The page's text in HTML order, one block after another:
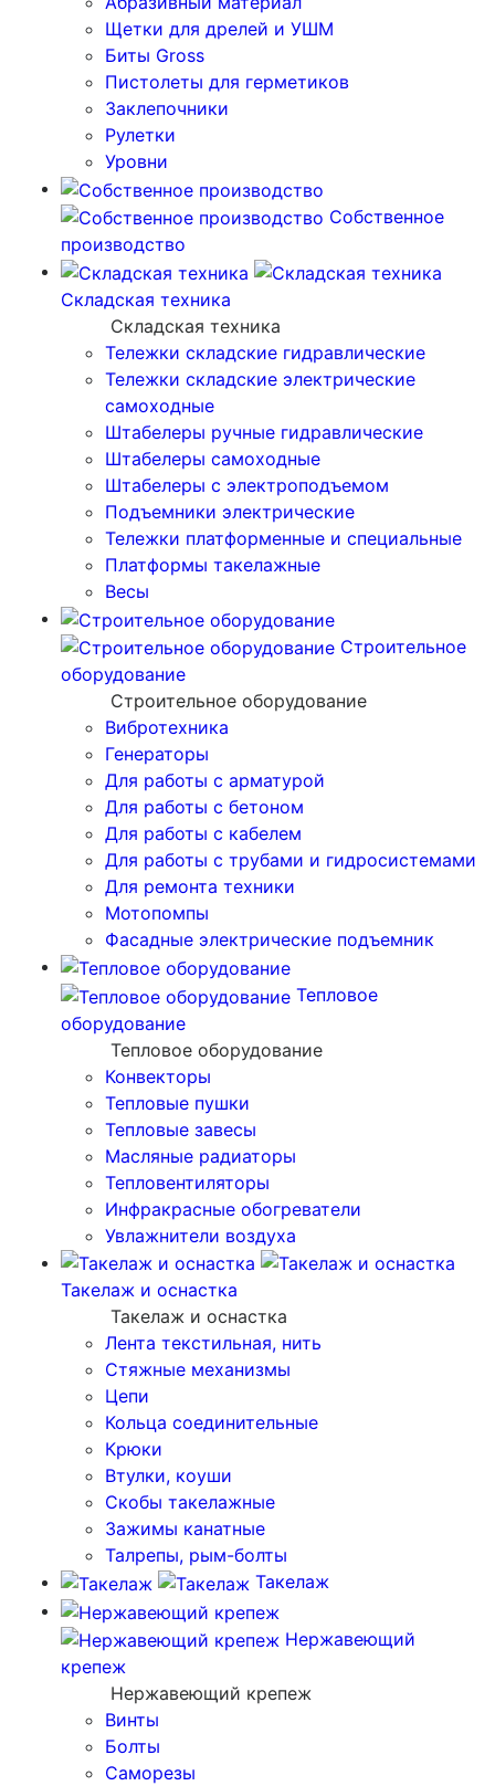
Щетки для дрелей и УШМ
Биты Gross
Пистолеты для герметиков
Заклепочники
Рулетки
Уровни
Собственное
производство
Складская техника
Складская техника
Тележки складские гидравлические
Тележки складские электрические
самоходные
Штабелеры ручные гидравлические
Штабелеры самоходные
Штабелеры с электроподъемом
Подъемники электрические
Тележки платформенные и специальные
Платформы такелажные
Весы
Строительное
оборудование
Строительное оборудование
Вибротехника
Генераторы
Для работы с арматурой
Для работы с бетоном
Для работы с кабелем
Для работы с трубами и гидросистемами
Для ремонта техники
Мотопомпы
Фасадные электрические подъемник
Тепловое
оборудование
Тепловое оборудование
Конвекторы
Тепловые пушки
Тепловые завесы
Масляные радиаторы
Тепловентиляторы
Инфракрасные обогреватели
Увлажнители воздуха
Такелаж и оснастка
Такелаж и оснастка
Лента текстильная, нить
Стяжные механизмы
Цепи
Кольца соединительные
Крюки
Втулки, коуши
Скобы такелажные
Зажимы канатные
Талрепы, рым-болты
Такелаж
Нержавеющий
крепеж
Нержавеющий крепеж
Винты
Болты
Саморезы